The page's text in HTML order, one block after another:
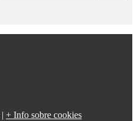
| + Info sobre cookies